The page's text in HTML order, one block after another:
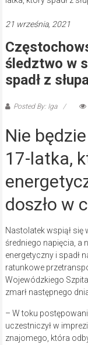
21 września, 2021
śledztwo w
spadł z
Posted By: Iga
Nie
17-latka,
doszło w
Nastolatek wspiął się
średniego napięcia, a
energetyczny i spadł
ratunkowe
Wojewódzkiego
zmarł następnego
– W toku
uczestniczył w
znajomego, która